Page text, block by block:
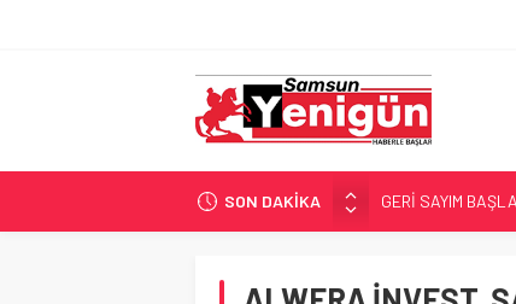
SON DAKİKA
GERİ SAYIM